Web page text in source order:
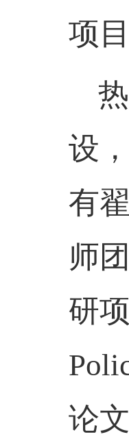
项
设
有
师
研
论